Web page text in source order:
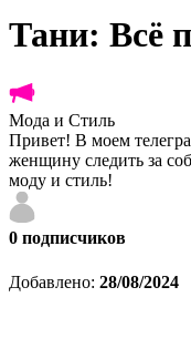
Тани: Всё
Мода и Стиль
Привет! В моем
женщину следить за
моду и стиль!
0 подписчиков
Добавлено: 28/08/2024